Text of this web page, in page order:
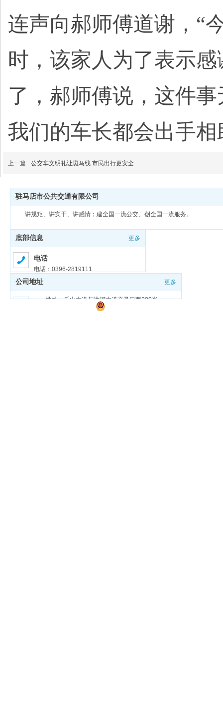
连声向郝师傅道谢，“
时，该家人为了表示
了，郝师傅说，这件
我们的车长都会出手
上一篇 公交车文明礼让斑马线 市民出行更安全
驻马店市公共交通有限公司
讲规矩、讲实干、讲感情；建全国一流公交、创全国一流服务。
底部信息 更多
电话
电话：0396-2819111
邮箱
邮箱：zmdgongjiao@sina.com
公司地址 更多
地址：乐山大道与洪河大道交叉口西200米